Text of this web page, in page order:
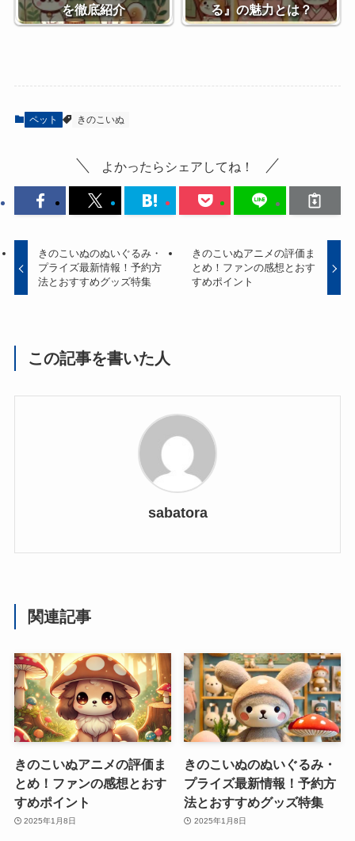
を徹底紹介
る』の魅力とは？
ペット きのこいぬ
よかったらシェアしてね！
きのこいぬのぬいぐるみ・
プライズ最新情報！予約方
法とおすすめグッズ特集
きのこいぬアニメの評価ま
とめ！ファンの感想とおす
すめポイント
この記事を書いた人
sabatora
関連記事
きのこいぬアニメの評価ま
とめ！ファンの感想とおす
すめポイント
2025年1月8日
きのこいぬのぬいぐるみ・
プライズ最新情報！予約方
法とおすすめグッズ特集
2025年1月8日